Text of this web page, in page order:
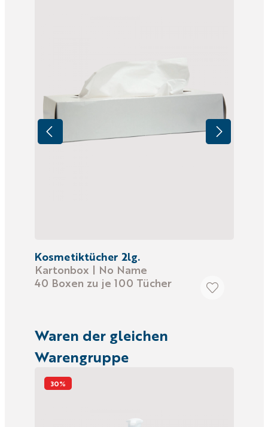
Kosmetiktücher 2lg.
Kartonbox | No Name
40 Boxen zu je 100 Tücher
Waren der gleichen
Warengruppe
30%